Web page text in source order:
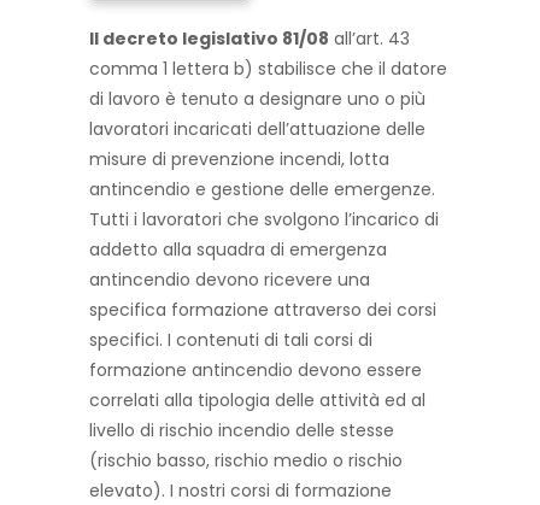
Il decreto legislativo 81/08 all’art. 43
comma 1 lettera b) stabilisce che il datore
di lavoro è tenuto a designare uno o più
lavoratori incaricati dell’attuazione delle
misure di prevenzione incendi, lotta
antincendio e gestione delle emergenze.
Tutti i lavoratori che svolgono l’incarico di
addetto alla squadra di emergenza
antincendio devono ricevere una
specifica formazione attraverso dei corsi
specifici. I contenuti di tali corsi di
formazione antincendio devono essere
correlati alla tipologia delle attività ed al
livello di rischio incendio delle stesse
(rischio basso, rischio medio o rischio
elevato). I nostri corsi di formazione